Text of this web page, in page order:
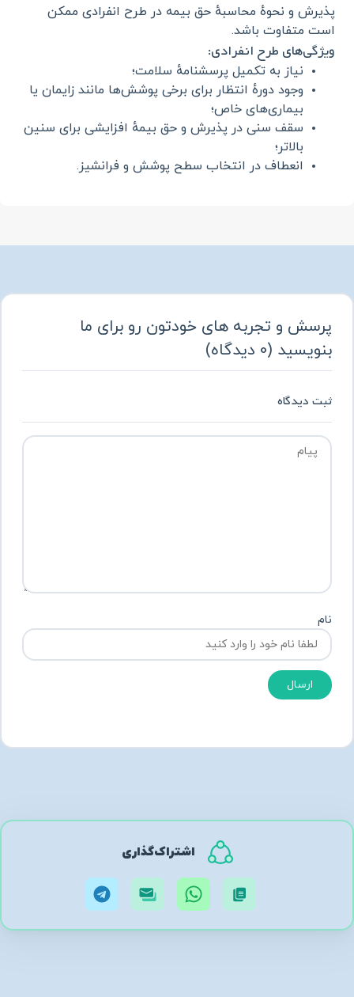
پذیرش و نحوهٔ محاسبهٔ حق بیمه در طرح انفرادی ممکن
است متفاوت باشد.
ویژگی‌های طرح انفرادی:
نیاز به تکمیل پرسشنامهٔ سلامت؛
وجود دورهٔ انتظار برای برخی پوشش‌ها مانند زایمان یا
بیماری‌های خاص؛
سقف سنی در پذیرش و حق بیمهٔ افزایشی برای سنین
بالاتر؛
انعطاف در انتخاب سطح پوشش و فرانشیز.
پرسش و تجربه های خودتون رو برای ما
بنویسید (
0 دیدگاه)
ثبت دیدگاه
نام
ارسال
اشتراک‌گذاری